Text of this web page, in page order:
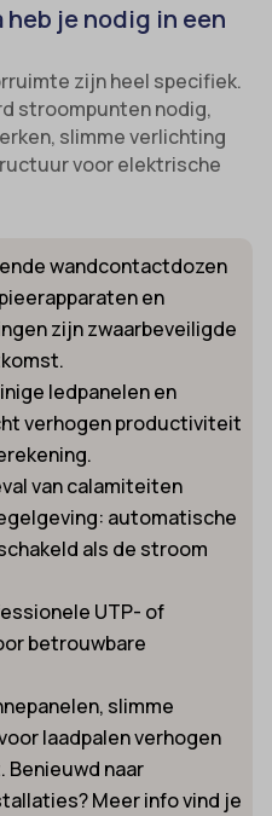
je nodig in een
zijn heel specifiek.
stroompunten nodig,
slimme verlichting
voor elektrische
wandcontactdozen
en
zijn zwaarbeveiligde
ledpanelen en
verhogen productiviteit
van calamiteiten
automatische
als de stroom
UTP- of
betrouwbare
slimme
laadpalen verhogen
Benieuwd naar
Meer info vind je